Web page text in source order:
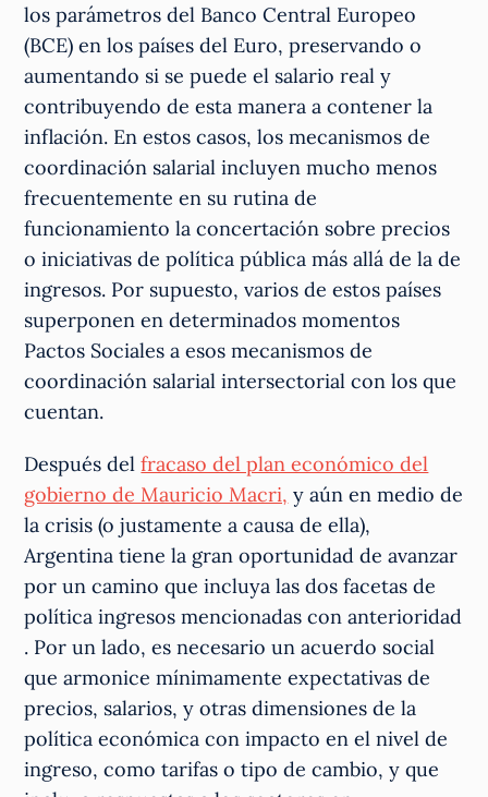
los parámetros del Banco Central Europeo
(BCE) en los países del Euro, preservando o
aumentando si se puede el salario real y
contribuyendo de esta manera a contener la
inflación. En estos casos, los mecanismos de
coordinación salarial incluyen mucho menos
frecuentemente en su rutina de
funcionamiento la concertación sobre precios
o iniciativas de política pública más allá de la de
ingresos. Por supuesto, varios de estos países
superponen en determinados momentos
Pactos Sociales a esos mecanismos de
coordinación salarial intersectorial con los que
cuentan.
Después delfracaso del plan económico del
gobierno de Mauricio Macri, y aún en medio de
la crisis (o justamente a causa de ella),
Argentina tiene la gran oportunidad de avanzar
por un camino que incluya las dos facetas de
política ingresos mencionadas con anterioridad
. Por un lado, es necesario un acuerdo social
que armonice mínimamente expectativas de
precios, salarios, y otras dimensiones de la
política económica con impacto en el nivel de
ingreso, como tarifas o tipo de cambio, y que